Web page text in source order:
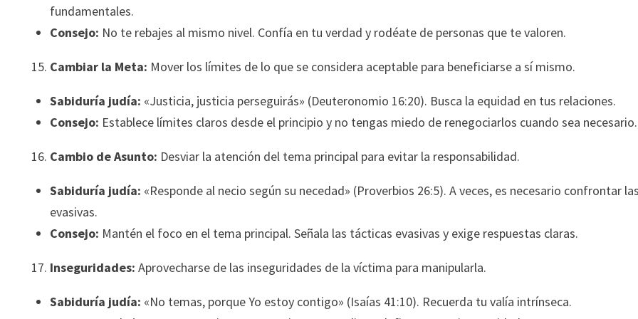
fundamentales.
Consejo: No te rebajes al mismo nivel. Confía en tu verdad y rodéate de personas que te valoren.
Cambiar la Meta: Mover los límites de lo que se considera aceptable para beneficiarse a sí mismo.
Sabiduría judía: «Justicia, justicia perseguirás» (Deuteronomio 16:20). Busca la equidad en tus relaciones.
Consejo: Establece límites claros desde el principio y no tengas miedo de renegociarlos cuando sea necesario.
Cambio de Asunto: Desviar la atención del tema principal para evitar la responsabilidad.
Sabiduría judía: «Responde al necio según su necedad» (Proverbios 26:5). A veces, es necesario confrontar
evasivas.
Consejo: Mantén el foco en el tema principal. Señala las tácticas evasivas y exige respuestas claras.
Inseguridades: Aprovecharse de las inseguridades de la víctima para manipularla.
Sabiduría judía: «No temas, porque Yo estoy contigo» (Isaías 41:10). Recuerda tu valía intrínseca.